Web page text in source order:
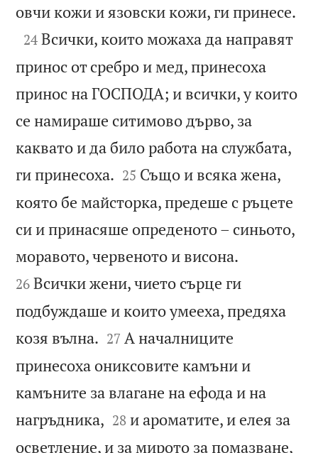
овчи кожи и язовски кожи, ги принесе.

24 Всички, които можаха да направят
принос от сребро и мед, принесоха
принос на ГОСПОДА; и всички, у които
се намираше ситимово дърво, за
каквато и да било работа на службата,
ги принесоха. 

25 Също и всяка жена,
която бе майсторка, предеше с ръцете
си и принасяше oпреденото – синьото,
моравото, червеното и висона.
26 Всички жени, чието сърце ги
подбуждаше и които умееха, предяха
козя вълна. 

27 А началниците
принесоха ониксовите камъни и
камъните за влагане на ефода и на
нагръдника, 

28 и ароматите, и елея за
осветление, и за мирото за помазване,